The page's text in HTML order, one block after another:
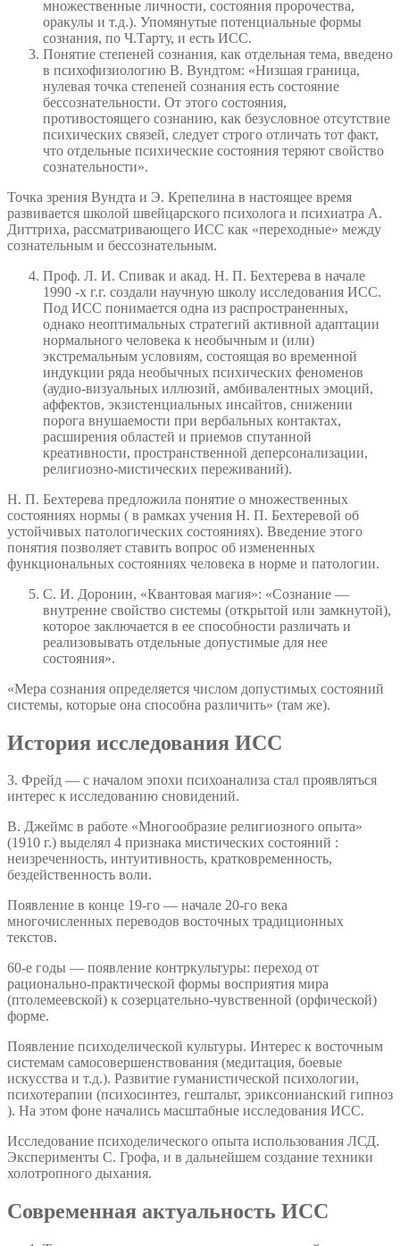
множественные личности, состояния пророчества,
оракулы и т.д.). Упомянутые потенциальные формы
сознания, по Ч.Тарту, и есть ИСС.
Понятие степеней сознания, как отдельная тема, введено
в психофизиологию В. Вундтом: «Низшая граница,
нулевая точка степеней сознания есть состояние
бессознательности. От этого состояния,
противостоящего сознанию, как безусловное отсутствие
психических связей, следует строго отличать тот факт,
что отдельные психические состояния теряют свойство
сознательности».
Точка зрения Вундта и Э. Крепелина в настоящее время
развивается школой швейцарского психолога и психиатра А.
Диттриха, рассматривающего ИСС как «переходные» между
сознательным и бессознательным.
Проф. Л. И. Спивак и акад. Н. П. Бехтерева в начале
1990 -х г.г. создали научную школу исследования ИСС.
Под ИСС понимается одна из распространенных,
однако неоптимальных стратегий активной адаптации
нормального человека к необычным и (или)
экстремальным условиям, состоящая во временной
индукции ряда необычных психических феноменов
(аудио-визуальных иллюзий, амбивалентных эмоций,
аффектов, экзистенциальных инсайтов, снижении
порога внушаемости при вербальных контактах,
расширения областей и приемов спутанной
креативности, пространственной деперсонализации,
религиозно-мистических переживаний).
Н. П. Бехтерева предложила понятие о множественных
состояниях нормы ( в рамках учения Н. П. Бехтеревой об
устойчивых патологических состояниях). Введение этого
понятия позволяет ставить вопрос об измененных
функциональных состояниях человека в норме и патологии.
С. И. Доронин, «Квантовая магия»: «Сознание —
внутренне свойство системы (открытой или замкнутой),
которое заключается в ее способности различать и
реализовывать отдельные допустимые для нее
состояния».
«Мера сознания определяется числом допустимых состояний
системы, которые она способна различить» (там же).
История исследования ИСС
З. Фрейд — с началом эпохи психоанализа стал проявляться
интерес к исследованию сновидений.
В. Джеймс в работе «Многообразие религиозного опыта»
(1910 г.) выделял 4 признака мистических состояний :
неизреченность, интуитивность, кратковременность,
бездейственность воли.
Появление в конце 19-го — начале 20-го века
многочисленных переводов восточных традиционных
текстов.
60-е годы — появление контркультуры: переход от
рационально-практической формы восприятия мира
(птолемеевской) к созерцательно-чувственной (орфической)
форме.
Появление психоделической культуры. Интерес к восточным
системам самосовершенствования (медитация, боевые
искусства и т.д.). Развитие гуманистической психологии,
психотерапии (психосинтез, гештальт, эриксонианский гипноз
). На этом фоне начались масштабные исследования ИСС.
Исследование психоделического опыта использования ЛСД.
Эксперименты С. Грофа, и в дальнейшем создание техники
холотропного дыхания.
Современная актуальность ИСС